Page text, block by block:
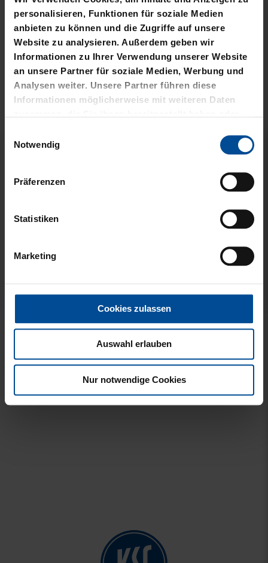
personalisieren, Funktionen für soziale Medien
anbieten zu können und die Zugriffe auf unsere
Website zu analysieren. Außerdem geben wir
Informationen zu Ihrer Verwendung unserer Website
an unsere Partner für soziale Medien, Werbung und
Analysen weiter. Unsere Partner führen diese
Informationen möglicherweise mit weiteren Daten
gesammelt haben.
Notwendig
Präferenzen
Statistiken
Marketing
Cookies zulassen
Auswahl erlauben
Nur notwendige Cookies
Kostenlose Lieferung für DREI60-
Abonnenten
VERWANDTE
PRODUKTE
PUZZLE STADION 1000
19,95 €
MAGNET LOGO
STADTUMRANDUNG
6,95 €